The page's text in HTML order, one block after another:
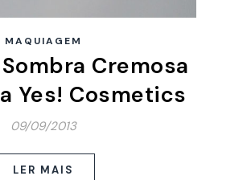
MAQUIAGEM
Cremosa
Yes! Cosmetics
09/09/2013
LER MAIS